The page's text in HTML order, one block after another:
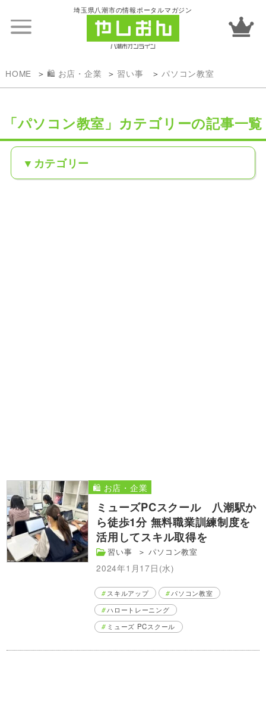
埼玉県八潮市の情報ポータルマガジン
HOME 🛍️ お店・企業 習い事 パソコン教室
「パソコン教室」カテゴリーの記事一覧
カテゴリー
ミューズPCスクール 八潮駅か
ら徒歩1分 無料職業訓練制度を
活用してスキル取得を
習い事 ＞パソコン教室
2024年1月17日(水)
🛍️ お店・企業
スキルアップ
パソコン教室
ハロートレーニング
ミューズ PCスクール